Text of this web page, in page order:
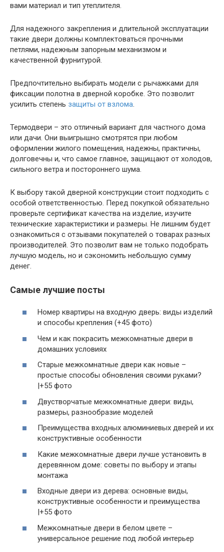
вами материал и тип утеплителя.
Для надежного закрепления и длительной эксплуатации
такие двери должны комплектоваться прочными
петлями, надежным запорным механизмом и
качественной фурнитурой.
Предпочтительно выбирать модели с рычажками для
фиксации полотна в дверной коробке. Это позволит
усилить степень защиты от взлома.
Термодвери – это отличный вариант для частного дома
или дачи. Они выигрышно смотрятся при любом
оформлении жилого помещения, надежны, практичны,
долговечны и, что самое главное, защищают от холодов,
сильного ветра и постороннего шума.
К выбору такой дверной конструкции стоит подходить с
особой ответственностью. Перед покупкой обязательно
проверьте сертификат качества на изделие, изучите
технические характеристики и размеры. Не лишним будет
ознакомиться с отзывами покупателей о товарах разных
производителей. Это позволит вам не только подобрать
лучшую модель, но и сэкономить небольшую сумму
денег.
Самые лучшие посты
Номер квартиры на входную дверь: виды изделий
и способы крепления (+45 фото)
Чем и как покрасить межкомнатные двери в
домашних условиях
Старые межкомнатные двери как новые –
простые способы обновления своими руками?
|+55 фото
Двустворчатые межкомнатные двери: виды,
размеры, разнообразие моделей
Преимущества входных алюминиевых дверей и их
конструктивные особенности
Какие межкомнатные двери лучше установить в
деревянном доме: советы по выбору и этапы
монтажа
Входные двери из дерева: основные виды,
конструктивные особенности и преимущества
|+55 фото
Межкомнатные двери в белом цвете –
универсальное решение под любой интерьер